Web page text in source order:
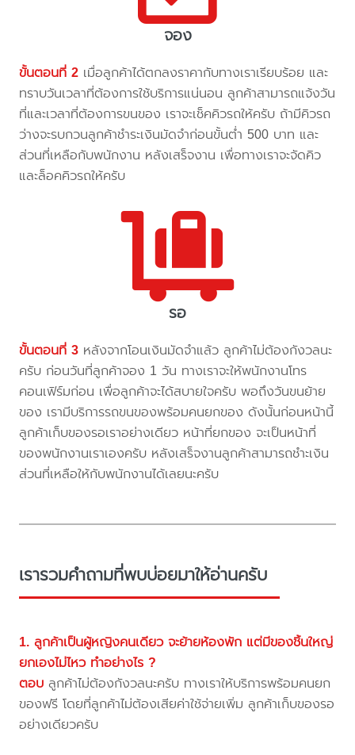
จอง
ขั้นตอนที่ 2 เมื่อลูกค้าได้ตกลงราคากับทางเราเรียบร้อย และ
ทราบวันเวลาที่ต้องการใช้บริการแน่นอน ลูกค้าสามารถแจ้งวัน
ที่และเวลาที่ต้องการขนของ เราจะเช็คคิวรถให้ครับ ถ้ามีคิวรถ
ว่างจะรบกวนลูกค้าชำระเงินมัดจำก่อนขั้นต่ำ 500 บาท และ
ส่วนที่เหลือกับพนักงาน หลังเสร็จงาน เพื่อทางเราจะจัดคิว
และล็อคคิวรถให้ครับ
รอ
ขั้นตอนที่ 3 หลังจากโอนเงินมัดจำแล้ว ลูกค้าไม่ต้องกังวลนะ
ครับ ก่อนวันที่ลูกค้าจอง 1 วัน ทางเราจะให้พนักงานโทร
คอนเฟิร์มก่อน เพื่อลูกค้าจะได้สบายใจครับ พอถึงวันขนย้าย
ของ เรามีบริการรถขนของพร้อมคนยกของ ดังนั้นก่อนหน้านี้
ลูกค้าเก็บของรอเราอย่างเดียว หน้าที่ยกของ จะเป็นหน้าที่
ของพนักงานเราเองครับ หลังเสร็จงานลูกค้าสามารถชำะเงิน
ส่วนที่เหลือให้กับพนักงานได้เลยนะครับ
เรารวมคำถามที่พบบ่อยมาให้อ่านครับ
1. ลูกค้าเป็นผู้หญิงคนเดียว จะย้ายห้องพัก แต่มีของชิ้นใหญ่
ยกเองไม่ไหว ทำอย่างไร ?
ตอบ ลูกค้าไม่ต้องกังวลนะครับ ทางเราให้บริการพร้อมคนยก
ของฟรี โดยที่ลูกค้าไม่ต้องเสียค่าใช้จ่ายเพิ่ม ลูกค้าเก็บของรอ
อย่างเดียวครับ